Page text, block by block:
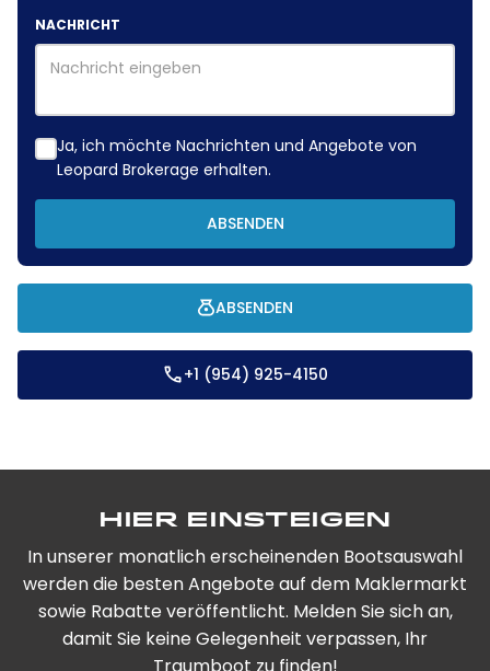
NACHRICHT
Ja, ich möchte Nachrichten und Angebote von
Leopard Brokerage erhalten.
ABSENDEN
ABSENDEN
+1 (954) 925-4150
Hier einsteigen
In unserer monatlich erscheinenden Bootsauswahl
werden die besten Angebote auf dem Maklermarkt
sowie Rabatte veröffentlicht. Melden Sie sich an,
damit Sie keine Gelegenheit verpassen, Ihr